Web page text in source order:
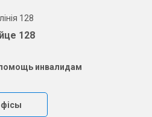
128
128
инвалидам